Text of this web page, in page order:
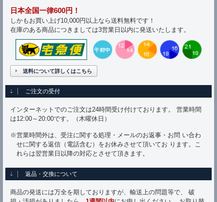
日本全国一律600円！
しかもお買い上げ10,000円以上なら送料無料です！
在庫のある商品につきましては3営業日以内に発送いたします。
送料について詳しくはこちら
ご注文の受付
インターネットでのご注文は24時間受け付けております。 営業時間
は12:00～20:00です。（木曜休日）
※営業時間外は、受注に関する処理・メールのお返事・お問 い合わ
せに関する返信（電話含む）をお休みさせて頂いてお ります。こ
れらは翌営業日以降の対応とさせて頂きます。
返品・交換について
商品の発送には万全を期しておりますが、輸送上の問題等で、 破